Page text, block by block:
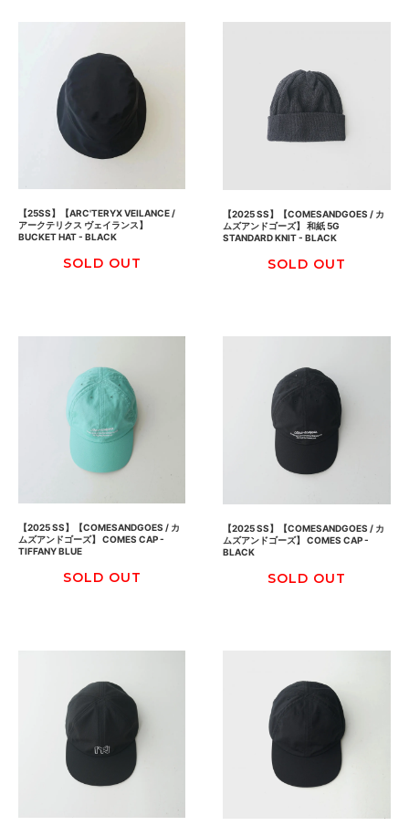
【25SS】【ARC'TERYX VEILANCE /
アークテリクス ヴェイランス】
BUCKET HAT - BLACK
SOLD OUT
【2025 SS】【COMESANDGOES / カ
ムズアンドゴーズ】 和紙 5G
STANDARD KNIT - BLACK
SOLD OUT
【2025 SS】【COMESANDGOES / カ
ムズアンドゴーズ】 COMES CAP -
TIFFANY BLUE
SOLD OUT
【2025 SS】【COMESANDGOES / カ
ムズアンドゴーズ】 COMES CAP -
BLACK
SOLD OUT